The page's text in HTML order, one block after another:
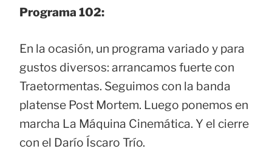
Programa 102:
En la ocasión, un programa variado y para
gustos diversos: arrancamos fuerte con
Traetormentas. Seguimos con la banda
platense Post Mortem. Luego ponemos en
marcha La Máquina Cinemática. Y el cierre
con el Darío Íscaro Trío.